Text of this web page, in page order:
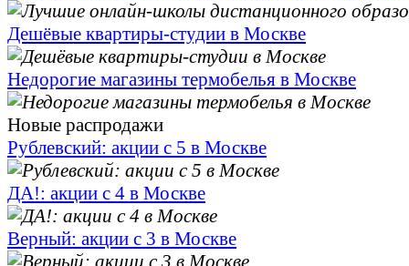
Дешёвые квартиры-студии в Москве
Недорогие магазины термобелья в Москве
Новые распродажи
Рублевский: акции с 5 в Москве
ДА!: акции с 4 в Москве
Верный: акции с 3 в Москве